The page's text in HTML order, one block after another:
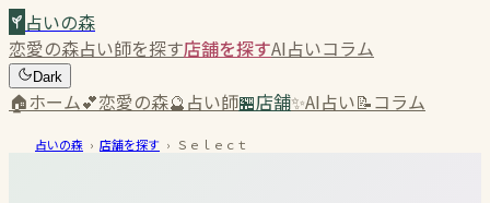
占いの森
恋愛の森占い師を探す店舗を探すAI占いコラム
Dark
🏠ホーム💕恋愛の森🔮占い師🏪店舗✨AI占い📝コラム
占いの森 › 店舗を探す › Ｓｅｌｅｃｔ